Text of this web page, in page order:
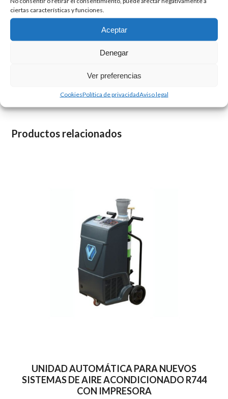
ciertas características y funciones.
Aceptar
Denegar
Ver preferencias
CookiesPolítica de privacidadAviso legal
Kit de dotación profesional WIGAM para refrigerante
R1234yf, compuesto por mangueras de 2500 mm y
conexiones específicas para estaciones OPTIMA
reciclaje, vacío y carga en sistemas de climatización
compatibilidad con vehículos modernos e híbridos.
Productos relacionados
UNIDAD AUTOMÁTICA PARA NUEVOS
SISTEMAS DE AIRE ACONDICIONADO R744
CON IMPRESORA